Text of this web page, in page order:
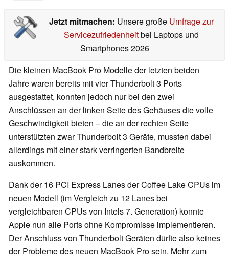
Jetzt mitmachen: Unsere große Umfrage zur
Servicezufriedenheitbei Laptops und
Smartphones 2026
Die kleinen MacBook Pro Modelle der letzten beiden
Jahre waren bereits mit vier Thunderbolt 3 Ports
ausgestattet, konnten jedoch nur bei den zwei
Anschlüssen an der linken Seite des Gehäuses die volle
Geschwindigkeit bieten – die an der rechten Seite
unterstützten zwar Thunderbolt 3 Geräte, mussten dabei
allerdings mit einer stark verringerten Bandbreite
auskommen.
Dank der 16 PCI Express Lanes der Coffee Lake CPUs im
neuen Modell (im Vergleich zu 12 Lanes bei
vergleichbaren CPUs von Intels 7. Generation) konnte
Apple nun alle Ports ohne Kompromisse implementieren.
Der Anschluss von Thunderbolt Geräten dürfte also keines
der Probleme des neuen MacBook Pro sein. Mehr zum